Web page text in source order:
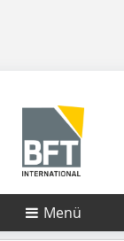
Menü